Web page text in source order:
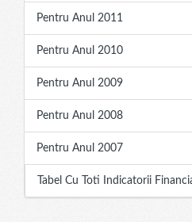
Pentru Anul 2011
Pentru Anul 2010
Pentru Anul 2009
Pentru Anul 2008
Pentru Anul 2007
Tabel Cu Toti Indicatorii